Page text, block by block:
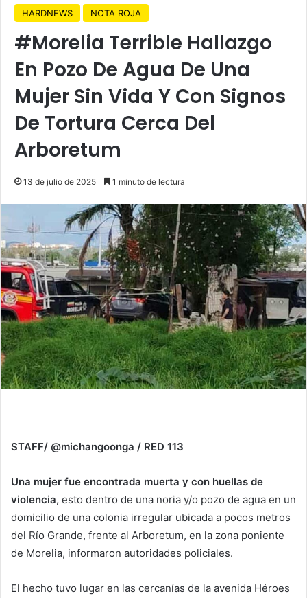
HARDNEWS NOTA ROJA
#Morelia Terrible Hallazgo
En Pozo De Agua De Una
Mujer Sin Vida Y Con Signos
De Tortura Cerca Del
Arboretum
13 de julio de 2025 1 minuto de lectura
STAFF/ @michangoonga / RED 113
Una mujer fue encontrada muerta y con huellas de
violencia, esto dentro de una noria y/o pozo de agua en un
domicilio de una colonia irregular ubicada a pocos metros
del Río Grande, frente al Arboretum, en la zona poniente
de Morelia, informaron autoridades policiales.
El hecho tuvo lugar en las cercanías de la avenida Héroes